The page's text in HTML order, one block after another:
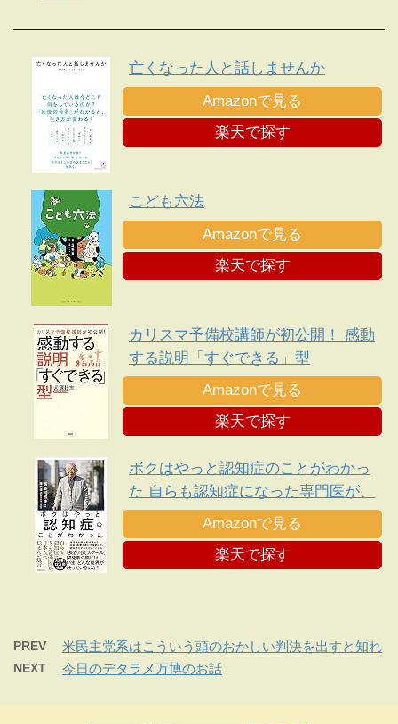
亡くなった人と話しませんか
Amazonで見る
楽天で探す
こども六法
Amazonで見る
楽天で探す
カリスマ予備校講師が初公開！ 感動
する説明「すぐできる」型
Amazonで見る
楽天で探す
ボクはやっと認知症のことがわかっ
た 自らも認知症になった専門医が、
日本人に伝えたい遺言
Amazonで見る
楽天で探す
PREV 米民主党系はこういう頭のおかしい判決を出すと知れ
NEXT 今日のデタラメ万博のお話